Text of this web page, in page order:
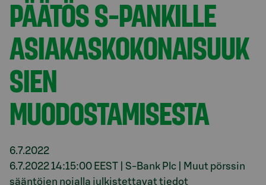
PÄÄTÖS S-PANKILLE
ASIAKASKOKONAISUUK
SIEN
MUODOSTAMISESTA
6.7.2022
6.7.2022 14:15:00 EEST | S-Bank Plc | Muut pörssin
sääntöjen nojalla julkistettavat tiedot